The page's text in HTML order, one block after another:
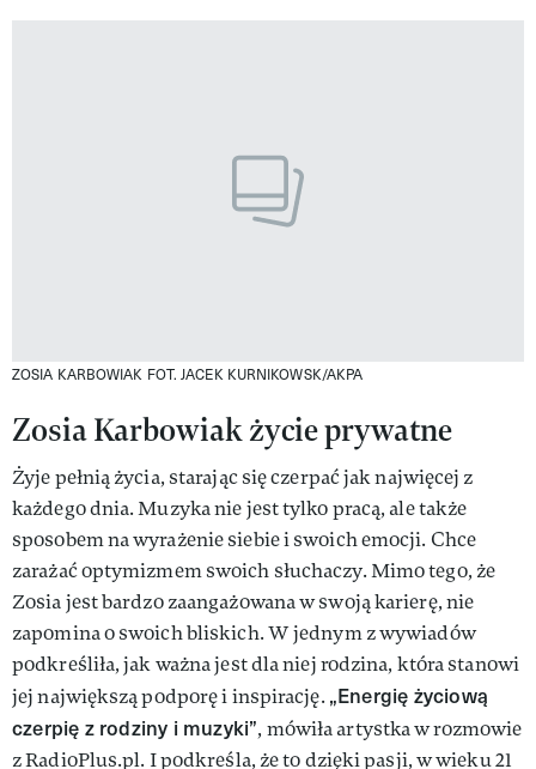
ZOSIA KARBOWIAK FOT. JACEK KURNIKOWSK/AKPA
Zosia Karbowiak życie prywatne
Żyje pełnią życia, starając się czerpać jak najwięcej z
każdego dnia. Muzyka nie jest tylko pracą, ale także
sposobem na wyrażenie siebie i swoich emocji. Chce
zarażać optymizmem swoich słuchaczy. Mimo tego, że
Zosia jest bardzo zaangażowana w swoją karierę, nie
zapomina o swoich bliskich. W jednym z wywiadów
podkreśliła, jak ważna jest dla niej rodzina, która stanowi
jej największą podporę i inspirację. „Energię życiową
czerpię z rodziny i muzyki”, mówiła artystka w rozmowie
z RadioPlus.pl. I podkreśla, że to dzięki pasji, w wieku 21